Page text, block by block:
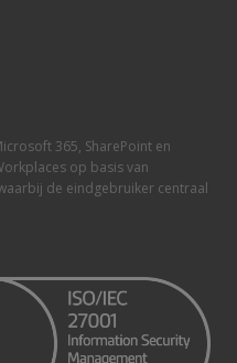
365, SharePoint en
op basis van
de eindgebruiker centraal